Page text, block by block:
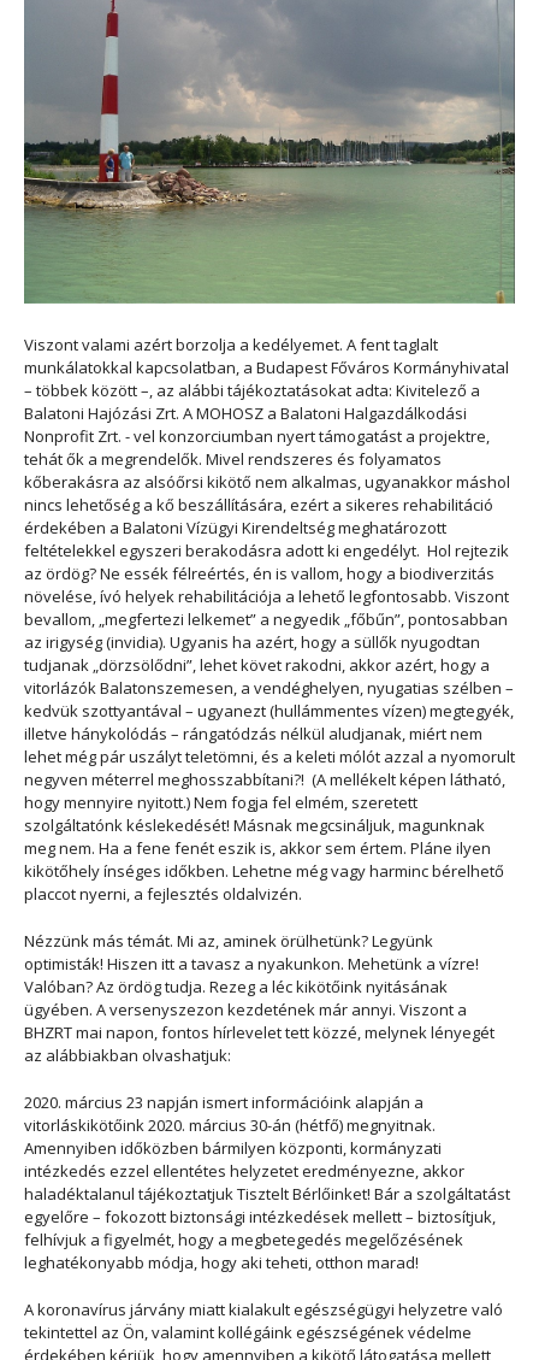
Viszont valami azért borzolja a kedélyemet. A fent taglalt
munkálatokkal kapcsolatban, a Budapest Főváros Kormányhivatal
– többek között –, az alábbi tájékoztatásokat adta: Kivitelező a
Balatoni Hajózási Zrt. A MOHOSZ a Balatoni Halgazdálkodási
Nonprofit Zrt. - vel konzorciumban nyert támogatást a projektre,
tehát ők a megrendelők. Mivel rendszeres és folyamatos
kőberakásra az alsóőrsi kikötő nem alkalmas, ugyanakkor máshol
nincs lehetőség a kő beszállítására, ezért a sikeres rehabilitáció
érdekében a Balatoni Vízügyi Kirendeltségmeghatározott
feltételekkel egyszeri berakodásra adott ki engedélyt. Hol rejtezik
az ördög? Ne essék félreértés, én is vallom, hogy a biodiverzitás
növelése, ívó helyek rehabilitációja a lehető legfontosabb. Viszont
bevallom, „megfertezi lelkemet” a negyedik „főbűn”, pontosabban
az irigység (invidia). Ugyanis ha azért, hogy a süllők nyugodtan
tudjanak „dörzsölődni”, lehet követ rakodni, akkor azért, hogy a
vitorlázók Balatonszemesen, a vendéghelyen, nyugatias szélben –
kedvük szottyantával – ugyanezt (hullámmentes vízen) megtegyék,
illetve hánykolódás – rángatódzás nélkül aludjanak, miért nem
lehet még pár uszályt teletömni, és a keleti mólót azzal a nyomorult
negyven méterrel meghosszabbítani?! (A mellékelt képen látható,
hogy mennyire nyitott.) Nem fogja fel elmém, szeretett
szolgáltatónk késlekedését! Másnak megcsináljuk, magunknak
meg nem. Ha a fene fenét eszik is, akkor sem értem. Pláne ilyen
kikötőhely ínséges időkben. Lehetne még vagy harminc bérelhető
placcot nyerni, a fejlesztés oldalvizén.
Nézzünk más témát. Mi az, aminek örülhetünk? Legyünk
optimisták! Hiszen itt a tavasz a nyakunkon. Mehetünk a vízre!
Valóban? Az ördög tudja. Rezeg a léc kikötőink nyitásának
ügyében. A versenyszezon kezdetének már annyi. Viszont a
BHZRT mai napon, fontos hírlevelet tett közzé, melynek lényegét
az alábbiakban olvashatjuk:
2020. március 23 napján ismert információink alapján a
vitorláskikötőink 2020. március 30-án (hétfő) megnyitnak.
Amennyiben időközben bármilyen központi, kormányzati
intézkedés ezzel ellentétes helyzetet eredményezne, akkor
haladéktalanul tájékoztatjuk Tisztelt Bérlőinket! Bár a szolgáltatást
egyelőre – fokozott biztonsági intézkedések mellett – biztosítjuk,
felhívjuk a figyelmét, hogy a megbetegedés megelőzésének
leghatékonyabb módja, hogy aki teheti, otthon marad!
A koronavírus járvány miatt kialakult egészségügyi helyzetre való
tekintettel az Ön, valamint kollégáink egészségének védelme
érdekében kérjük, hogy amennyiben a kikötő látogatása mellett